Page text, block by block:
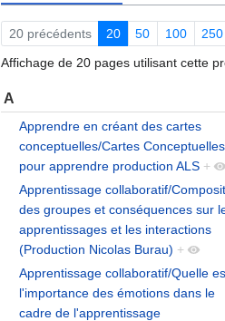
navigation
recherche
20 précédents 20 50 100 250
Affichage de 20 pages utilisant cette
A
Apprendre en créant des cartes
conceptuelles/Cartes Conceptuelles
pour apprendre production ALS +
Apprentissage collaboratif/
des groupes et conséquences sur
apprentissages et les interactions
(Production Nicolas Burau) +
Apprentissage collaboratif/Quelle
l'importance des émotions dans le
cadre de l'apprentissage